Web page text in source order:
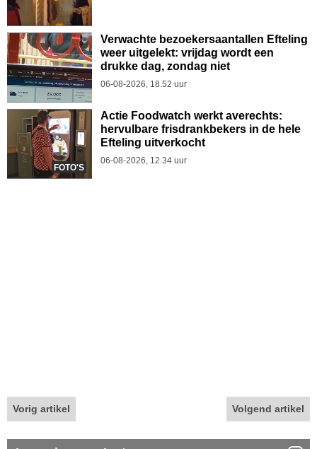
Verwachte bezoekersaantallen Efteling
weer uitgelekt: vrijdag wordt een
drukke dag, zondag niet
06-08-2026, 18.52 uur
FOTO'S
Actie Foodwatch werkt averechts:
hervulbare frisdrankbekers in de hele
Efteling uitverkocht
06-08-2026, 12.34 uur
Vorig artikel Volgend artikel